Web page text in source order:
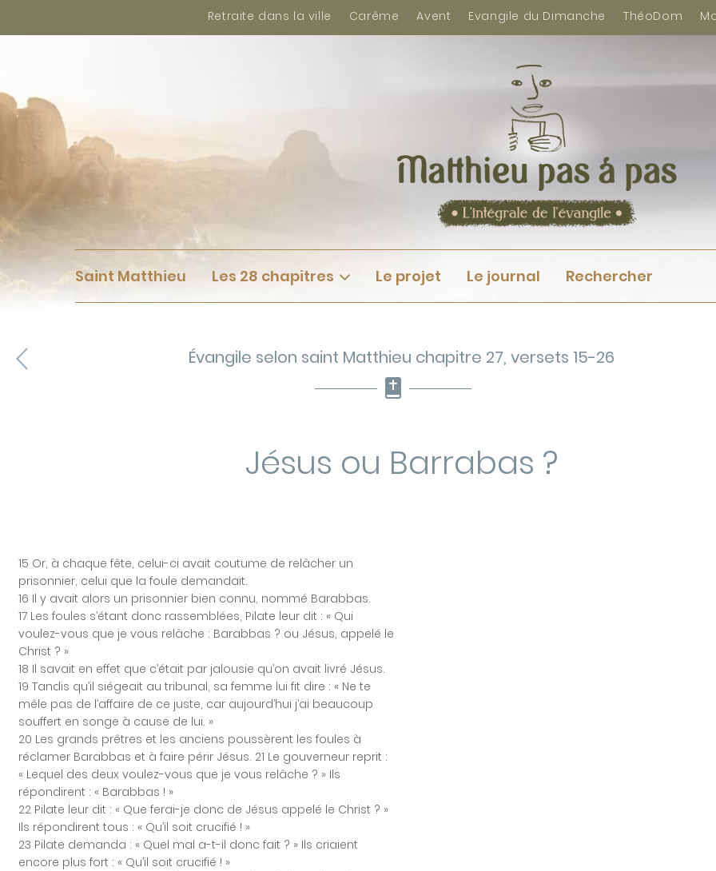
Retraite dans la ville Carême Avent Evangile du Dimanche ThéoDom
Saint Matthieu Les 28 chapitres Le projet Le journal Rechercher
Évangile selon saint Matthieu chapitre 27, versets 15-26
Jésus ou Barrabas ?
15 Or, à chaque fête, celui-ci avait coutume de relâcher un
prisonnier, celui que la foule demandait.
16 Il y avait alors un prisonnier bien connu, nommé Barabbas.
17 Les foules s’étant donc rassemblées, Pilate leur dit : « Qui
voulez-vous que je vous relâche : Barabbas ? ou Jésus, appelé le
Christ ? »
18 Il savait en effet que c’était par jalousie qu’on avait livré Jésus.
19 Tandis qu’il siégeait au tribunal, sa femme lui fit dire : « Ne te
mêle pas de l’affaire de ce juste, car aujourd’hui j’ai beaucoup
souffert en songe à cause de lui. »
20 Les grands prêtres et les anciens poussèrent les foules à
réclamer Barabbas et à faire périr Jésus. 21 Le gouverneur reprit :
« Lequel des deux voulez-vous que je vous relâche ? » Ils
répondirent : « Barabbas ! »
22 Pilate leur dit : « Que ferai-je donc de Jésus appelé le Christ ? »
Ils répondirent tous : « Qu’il soit crucifié ! »
23 Pilate demanda : « Quel mal a-t-il donc fait ? » Ils criaient
encore plus fort : « Qu’il soit crucifié ! »